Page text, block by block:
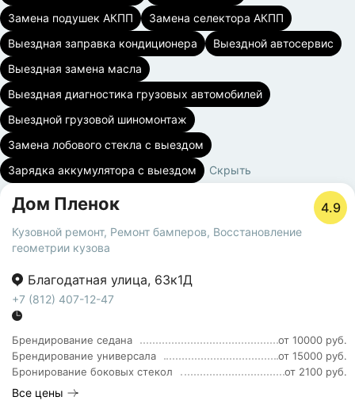
Замена подушек АКПП
Замена селектора АКПП
Выездная заправка кондиционера
Выездной автосервис
Выездная замена масла
Выездная диагностика грузовых автомобилей
Выездной грузовой шиномонтаж
Замена лобового стекла с выездом
Зарядка аккумулятора с выездом
Скрыть
Дом Пленок 4.9
Кузовной ремонт, Ремонт бамперов, Восстановление
геометрии кузова
Благодатная улица, 63к1Д
+7 (812) 407-12-47
Брендирование седана
от 10000 руб.
Брендирование универсала
от 15000 руб.
Бронирование боковых стекол
от 2100 руб.
Все цены